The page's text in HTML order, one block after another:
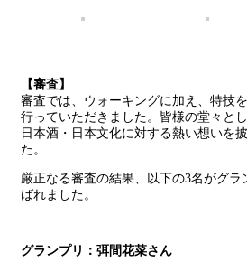
【審査】
審査では、ウォーキングに加え、特技
行っていただきました。皆様の堂々と
日本酒・日本文化に対する熱い想いを
た。
厳正なる審査の結果、以下の3名がグ
ばれました。
グランプリ：弭間花菜さん